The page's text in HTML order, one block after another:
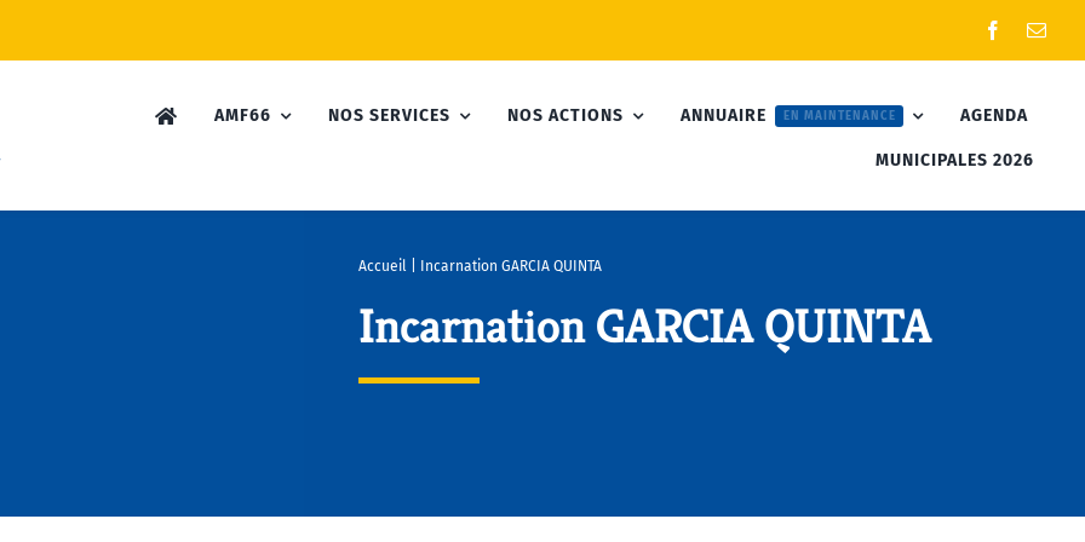
AMF66 NOS SERVICES NOS ACTIONS ANNUAIRE EN MAINTENANCE AGENDA
MUNICIPALES 2026
Accueil| Incarnation GARCIA QUINTA
Incarnation GARCIA QUINTA